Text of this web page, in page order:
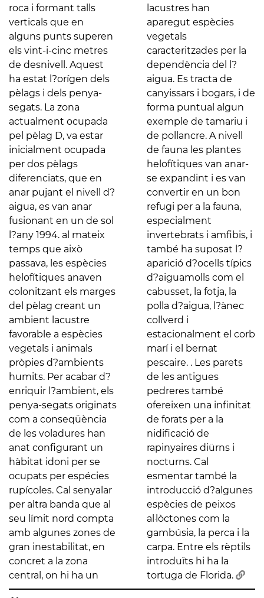
roca i formant talls
verticals que en
alguns punts superen
els vint-i-cinc metres
de desnivell. Aquest
ha estat l?orígen dels
pèlags i dels penya-
segats. La zona
actualment ocupada
pel pèlag D, va estar
inicialment ocupada
per dos pèlags
diferenciats, que en
anar pujant el nivell d?
aigua, es van anar
fusionant en un de sol
l?any 1994. al mateix
temps que això
passava, les espècies
helofítiques anaven
colonitzant els marges
del pèlag creant un
ambient lacustre
favorable a espècies
vegetals i animals
pròpies d?ambients
humits. Per acabar d?
enriquir l?ambient, els
penya-segats originats
com a conseqüència
de les voladures han
anat configurant un
hàbitat idoni per se
ocupats per espécies
rupícoles. Cal senyalar
per altra banda que al
seu límit nord compta
amb algunes zones de
gran inestabilitat, en
concret a la zona
central, on hi ha un
lacustres han
aparegut espècies
vegetals
caracteritzades per la
dependència del l?
aigua. Es tracta de
canyissars i bogars, i de
forma puntual algun
exemple de tamariu i
de pollancre. A nivell
de fauna les plantes
helofítiques van anar-
se expandint i es van
convertir en un bon
refugi per a la fauna,
especialment
invertebrats i amfibis, i
també ha suposat l?
aparició d?ocells típics
d?aiguamolls com el
cabusset, la fotja, la
polla d?aigua, l?ànec
collverd i
estacionalment el corb
marí i el bernat
pescaire. . Les parets
de les antigues
pedreres també
ofereixen una infinitat
de forats per a la
nidificació de
rapinyaires diürns i
nocturns. Cal
esmentar també la
introducció d?algunes
espècies de peixos
al·lòctones com la
gambúsia, la perca i la
carpa. Entre els rèptils
introduïts hi ha la
tortuga de Florida.